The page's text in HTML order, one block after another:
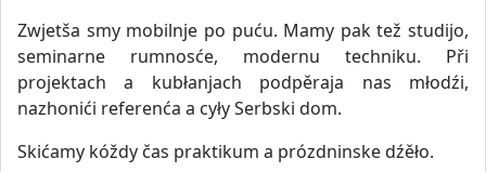
Zwjetša smy mobilnje po puću. Mamy pak tež studijo,
seminarne rumnosće, modernu techniku. Při
projektach a kubłanjach podpěraja nas młodźi,
nazhonići referenća a cyły Serbski dom.
Skićamy kóždy čas praktikum a prózdninske dźěło.